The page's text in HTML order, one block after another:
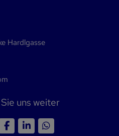
Hardlgasse
uns weiter